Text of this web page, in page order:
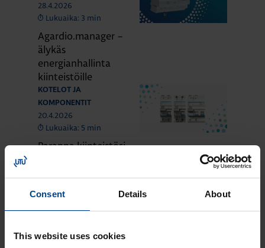
Consent Details About
This website uses cookies
28.4.2026
Lukuaika: 3 min
Agardio.manager –
älykäs
energianhallinta
kiinteistöille
KOTELOT JA
KOMPONENTIT
20.4.2026
Lukuaika: 5 min
Paranna kiinteistösi
KOTELOT JA
KOMPONENTIT
Lukuaika: 3 min